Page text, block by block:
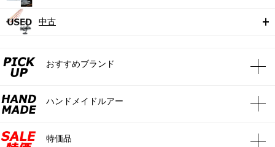
中古
おすすめブランド
ハンドメイドルアー
特価品